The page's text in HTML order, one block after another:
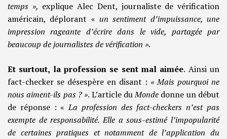
temps », explique Alec Dent, journaliste de vérification
américain, déplorant « un sentiment d’impuissance, une
impression rageante d’écrire dans le vide, partagée par
beaucoup de journalistes de vérification ».
Et surtout, la profession se sent mal aimée. Ainsi un
fact-checker se désespère en disant : « Mais pourquoi ne
nous aiment-ils pas ? ». L’article duMonde donne un début
de réponse : «La profession des fact-checkers n’est pas
exempte de responsabilité. Elle a sous-estimé l’impopularité
de certaines pratiques et notamment de l’application du